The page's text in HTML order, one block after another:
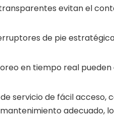
evitan el
de pie
en tiempo real
servicio de fácil